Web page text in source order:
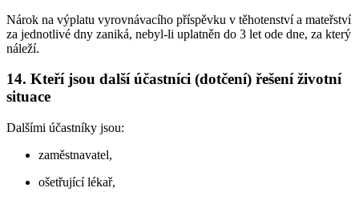
Nárok na výplatu vyrovnávacího příspěvku v těhotenství a mateřství
za jednotlivé dny zaniká, nebyl-li uplatněn do 3 let ode dne, za který
náleží.
14. Kteří jsou další účastníci (dotčení) řešení životní
situace
Dalšími účastníky jsou:
zaměstnavatel,
ošetřující lékař,